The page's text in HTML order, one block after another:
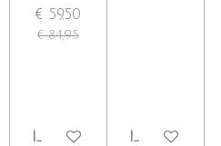
€ 59,50
€ 84,95
IN WINKELWAGEN
IN